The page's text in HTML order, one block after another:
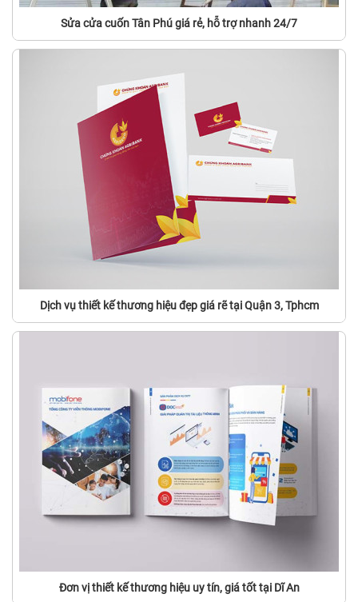
Sửa cửa cuốn Tân Phú giá rẻ, hỗ trợ nhanh 24/7
Dịch vụ thiết kế thương hiệu đẹp giá rẽ tại Quận 3, Tphcm
Đơn vị thiết kế thương hiệu uy tín, giá tốt tại Dĩ An